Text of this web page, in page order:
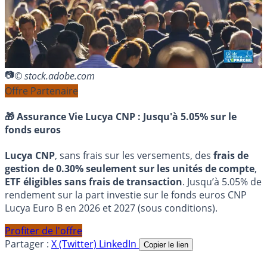
© stock.adobe.com
Offre Partenaire
🎁 Assurance Vie Lucya CNP : Jusqu'à 5.05% sur le
fonds euros
Lucya CNP, sans frais sur les versements, des frais de
gestion de 0.30% seulement sur les unités de compte,
ETF éligibles sans frais de transaction. Jusqu’à 5.05% de
rendement sur la part investie sur le fonds euros CNP
Lucya Euro B en 2026 et 2027 (sous conditions).
Profiter de l'offre
Partager : X (Twitter) LinkedIn Copier le lien